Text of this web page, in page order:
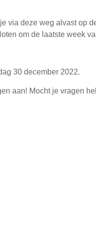
via deze weg alvast op
om de laatste week
30 december 2022.
aan! Mocht je vragen